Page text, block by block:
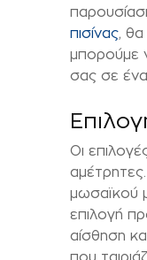
πισίνας,
μπορούμε
σας σε
Οι
μωσαϊκού
επιλογή
αίσθηση